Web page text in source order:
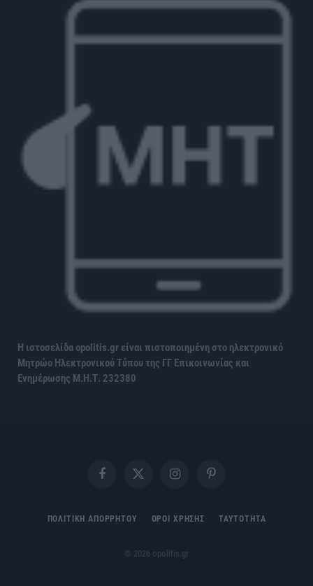
Η ιστοσελίδα opolitis.gr είναι πιστοποιημένη στο ηλεκτρονικό
Μητρώο Ηλεκτρονικού Τύπου της ΓΓ Επικοινωνίας και
Ενημέρωσης Μ.Η.Τ. 232380
FacebookX
InstagramPinterest
ΠΟΛΙΤΙΚΗ ΑΠΟΡΡΗΤΟΥ ΟΡΟΙ ΧΡΗΣΗΣ ΤΑΥΤΟΤΗΤΑ
© 2026 opolitis.gr